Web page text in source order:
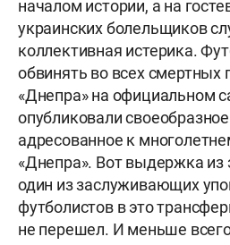
началом истории, а на
украинских болельщиков
коллективная истерика.
обвинять во всех смертных
«Днепра» на официальном
опубликовали своеобразное
адресованное к
«Днепра». Вот выдержка из
один из заслуживающих
футболистов в это
не перешел. И меньше